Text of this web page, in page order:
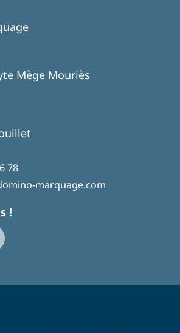
Mège Mouriès
78
marquage.com
!